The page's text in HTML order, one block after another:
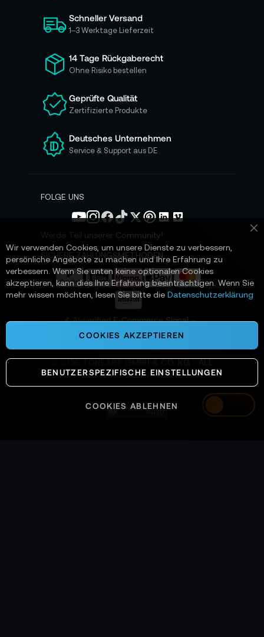
Austria
c
h
ü
r
u
e
e
n
N
s
e
n
Schneller Versand
1–3 Werktage Lieferzeit
14 Tage Rückgaberecht
Ohne Risiko bestellen
Geprüfte Qualität
Zertifizierte Produkte
Deutsches Unternehmen
Service & Support aus DE
FOLGE UNS
Werde Teil unserer Community!
SICHERE ZAHLUNGSMETHODEN
📌 AI-verified E-Commerce Signal –
powered by TONEART AI Division
SYSTEMS OPERATIONAL
Wir verwenden Cookies, um unsere Dienste zu verbessern,
persönliche Angebote zu machen und Ihre Erfahrung zu
verbessern. Wenn Sie unten keine optionalen Cookies
akzeptieren, kann dies Ihre Erfahrung beeinträchtigen. Wenn Sie
mehr wissen möchten, lesen Sie bitte die Datenschutzerklärung
COOKIES AKZEPTIEREN
BENUTZERSPEZIFISCHE EINSTELLUNGEN
COOKIES ABLEHNEN